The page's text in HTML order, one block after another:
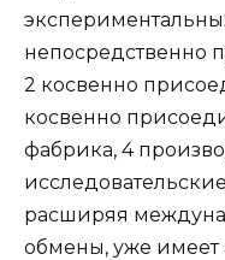
непосредственно
2 косвенно
косвенно
фабрика, 4
расширяя
обмены, уже имеет